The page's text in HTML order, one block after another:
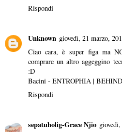
Rispondi
Unknown giovedì, 21 marzo,
Ciao cara, è super figa ma
comprare un altro aggeggino
:D
Bacini - ENTROPHIA |
Rispondi
sepatuholig-Grace Njio